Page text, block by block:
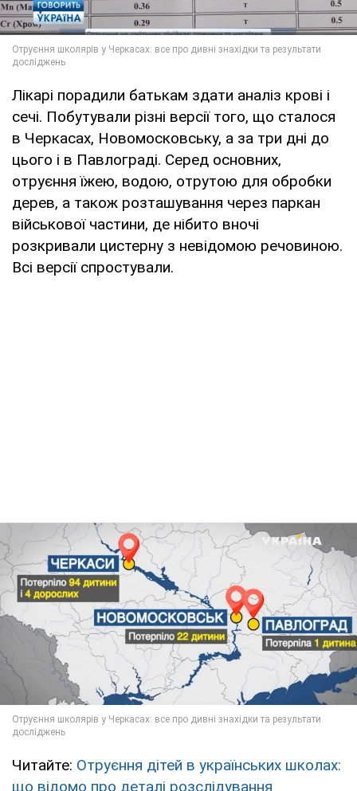
Лікарі порадили батькам здати аналіз крові і
сечі. Побутували різні версії того, що сталося
в Черкасах, Новомосковську, а за три дні до
цього і в Павлограді. Серед основних,
отруєння їжею, водою, отрутою для обробки
дерев, а також розташування через паркан
військової частини, де нібито вночі
розкривали цистерну з невідомою речовиною.
Всі версії спростували.
Читайте: Отруєння дітей в українських школах:
що відомо про деталі розслідування